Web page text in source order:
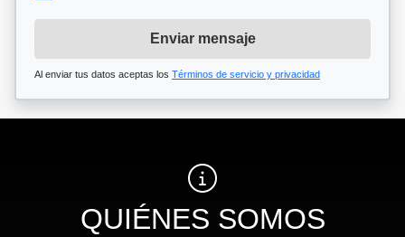
Enviar mensaje
Al enviar tus datos aceptas los Términos de servicio y privacidad
QUIÉNES SOMOS